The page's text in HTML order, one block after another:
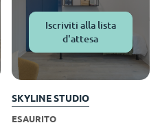
Iscriviti alla lista
d'attesa
SKYLINE STUDIO
ESAURITO